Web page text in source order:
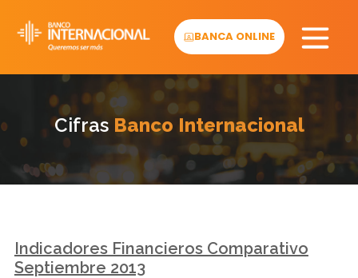
content
BANCA ONLINE
Cifras Banco Internacional
Indicadores Financieros Comparativo
Septiembre 2013